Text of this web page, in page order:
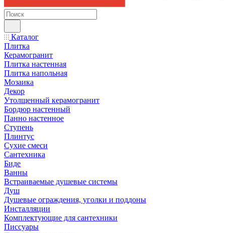
Каталог
Плитка
Керамогранит
Плитка настенная
Плитка напольная
Мозаика
Декор
Утолщенный керамогранит
Бордюр настенный
Панно настенное
Ступень
Плинтус
Сухие смеси
Сантехника
Биде
Ванны
Встраиваемые душевые системы
Душ
Душевые ограждения, уголки и поддоны
Инсталляции
Комплектующие для сантехники
Писсуары